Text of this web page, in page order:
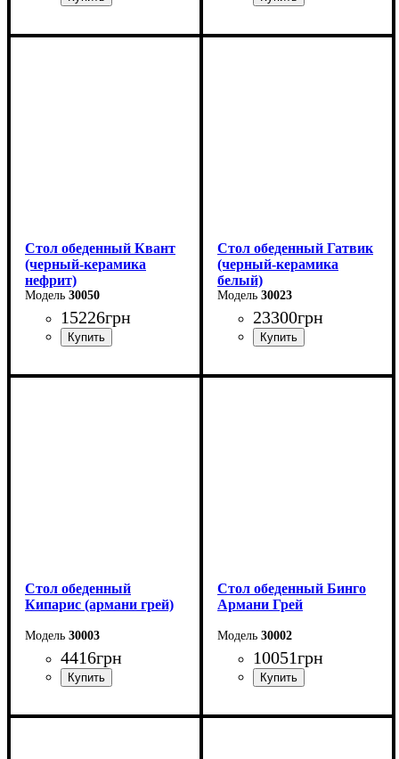
Длина - 140 (+60) см
Длина - 180 (+80) см
Стол обеденный Квант
(черный-керамика
нефрит)
30050
15226грн
Длина - 160 (+60) см
Стол обеденный Гатвик
(черный-керамика
белый)
30023
23300грн
Длина: 130 (+60) см
Стол обеденный
Кипарис (армани грей)
30003
4416грн
Длина: 120 см
Стол обеденный Бинго
Армани Грей
30002
10051грн
Ширина: 140 см